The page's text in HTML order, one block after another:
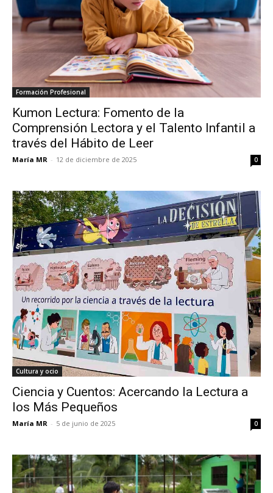
Formación Profesional
Kumon Lectura: Fomento de la
Comprensión Lectora y el Talento Infantil a
través del Hábito de Leer
María MR - 12 de diciembre de 2025 0
Cultura y ocio
Ciencia y Cuentos: Acercando la Lectura a
los Más Pequeños
María MR - 5 de junio de 2025 0